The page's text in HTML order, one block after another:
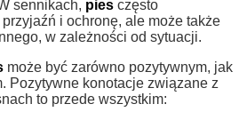
sennikach, pies często
i ochronę, ale może także
w zależności od sytuacji.
może być zarówno pozytywnym, jak
Pozytywne konotacje związane z
to przede wszystkim: